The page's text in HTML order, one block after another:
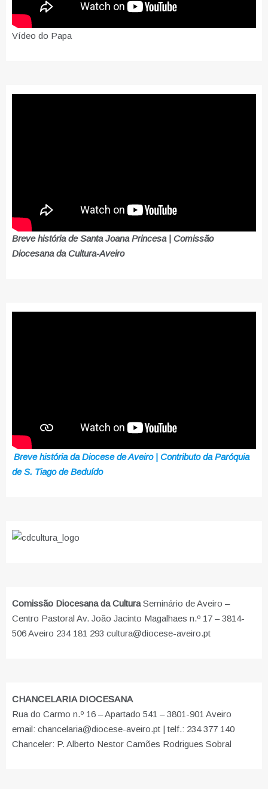
Vídeo do Papa
Breve história de Santa Joana Princesa | Comissão
Diocesana da Cultura-Aveiro
Breve história da Diocese de Aveiro | Contributo da Paróquia
de S. Tiago de Beduído
Comissão Diocesana da CulturaSeminário de Aveiro –
Centro Pastoral Av. João Jacinto Magalhaes n.º 17 – 3814-
506 Aveiro 234 181 293 cultura@diocese-aveiro.pt
CHANCELARIA DIOCESANA
Rua do Carmo n.º 16 – Apartado 541 – 3801-901 Aveiro
email: chancelaria@diocese-aveiro.pt | telf.: 234 377 140
Chanceler: P. Alberto Nestor Camões Rodrigues Sobral